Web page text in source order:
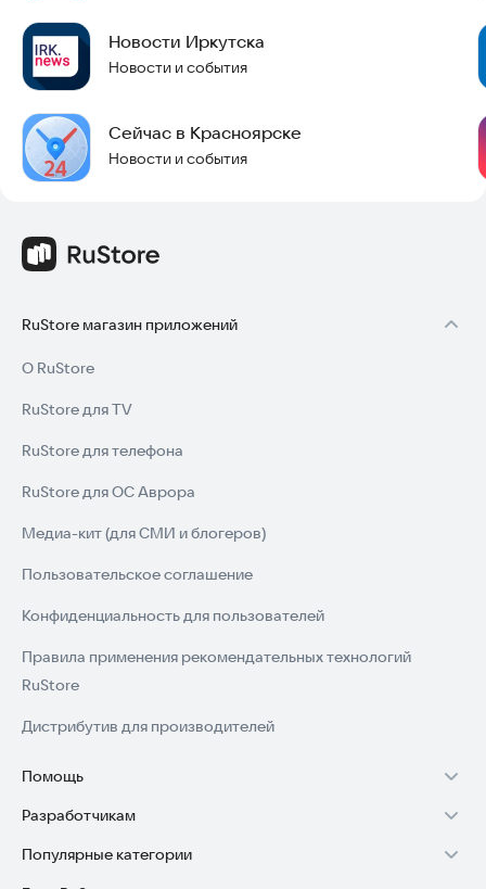
Новости Иркутска
Новости и события
Сейчас в Красноярске
Новости и события
RuStore магазин приложений
О RuStore
RuStore для TV
RuStore для телефона
RuStore для ОС Аврора
Медиа-кит (для СМИ и блогеров)
Пользовательское соглашение
Конфиденциальность для пользователей
Правила применения рекомендательных технологий
RuStore
Дистрибутив для производителей
Помощь
Установка RuStore на TV
Установка RuStore на телефон
Разработчикам
Зарабатывать с RuStore
Популярные категории